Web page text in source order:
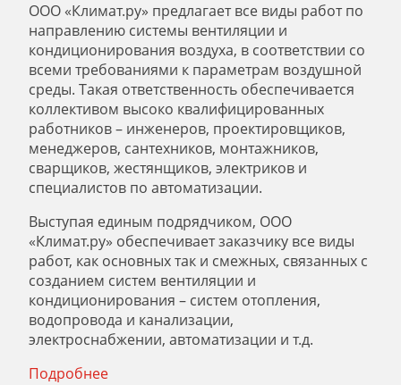
ООО «Климат.ру» предлагает все виды работ по
направлению системы вентиляции и
кондиционирования воздуха, в соответствии со
всеми требованиями к параметрам воздушной
среды. Такая ответственность обеспечивается
коллективом высоко квалифицированных
работников – инженеров, проектировщиков,
менеджеров, сантехников, монтажников,
сварщиков, жестянщиков, электриков и
специалистов по автоматизации.
Выступая единым подрядчиком, ООО
«Климат.ру» обеспечивает заказчику все виды
работ, как основных так и смежных, связанных с
созданием систем вентиляции и
кондиционирования – систем отопления,
водопровода и канализации,
электроснабжении, автоматизации и т.д.
Подробнее